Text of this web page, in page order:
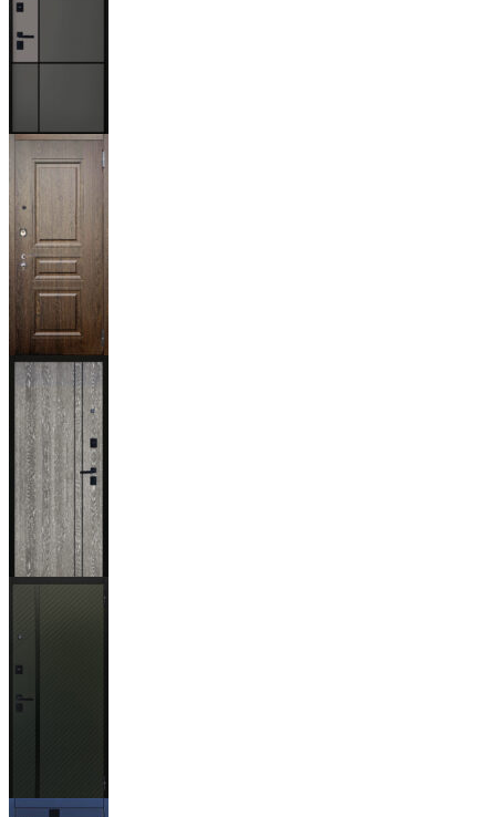
Мичиган
Магистр
Дуб кантри
тёмный